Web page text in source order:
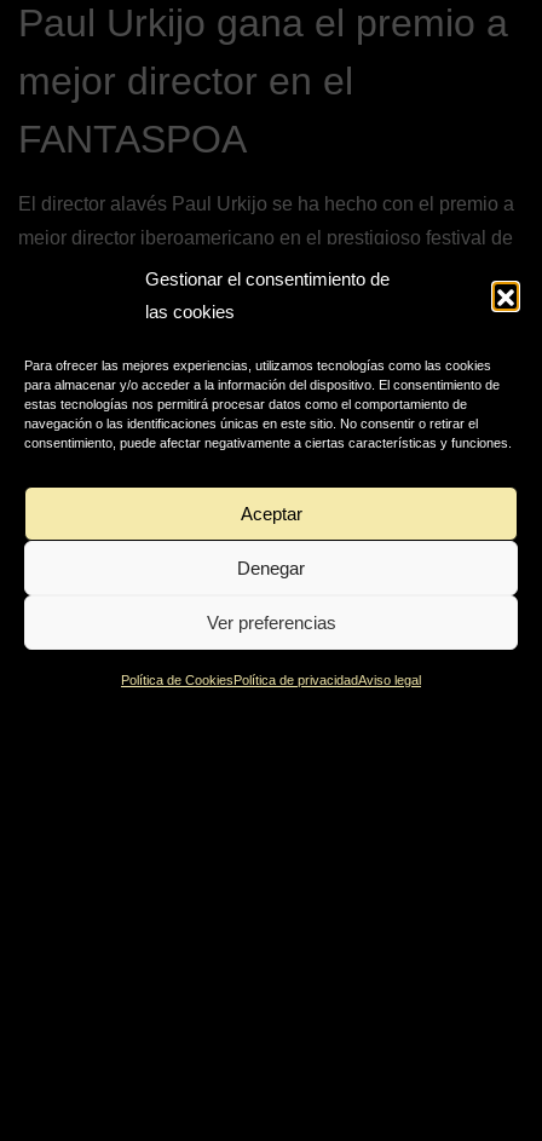
Gestionar el consentimiento de
las cookies
Para ofrecer las mejores experiencias, utilizamos tecnologías como las cookies
para almacenar y/o acceder a la información del dispositivo. El consentimiento de
estas tecnologías nos permitirá procesar datos como el comportamiento de
navegación o las identificaciones únicas en este sitio. No consentir o retirar el
consentimiento, puede afectar negativamente a ciertas características y funciones.
Aceptar
Denegar
Ver preferencias
Política de CookiesPolítica de privacidadAviso legal
Paul Urkijo gana el premio a
mejor director en el
FANTASPOA
El director alavés Paul Urkijo se ha hecho con el premio a
mejor director iberoamericano en el prestigioso festival de
cine Fantaspoa, con sede en Brasil.
De esta forma, Irati confirma su buen hacer internacional y
se postula como una película candidata a expandirse de
forma comercial a otros mercados fuera del Estado.
Además de este festival en donde ha sido premiada, la
Fantastic Film Festival (BIFFF) y en el Fantastic Film
Festival Australia (FFFA).